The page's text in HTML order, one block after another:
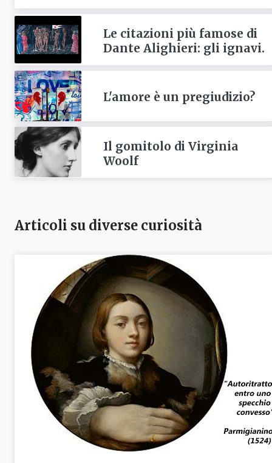
Le citazioni più famose di
Dante Alighieri: gli ignavi.
L'amore è un pregiudizio?
Il gomitolo di Virginia
Woolf
Articoli su diverse curiosità